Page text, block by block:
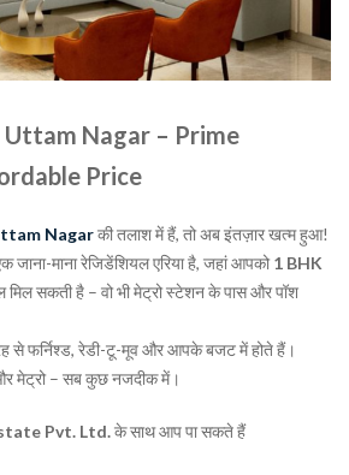
Uttam Nagar – Prime
Price
Nagarकी तलाश में हैं, तो अब इंतज़ार खत्म हुआ!
जाना-माना रेजिडेंशियल एरिया है, जहां आपको1 BHK
मिल सकती है – वो भी मेट्रो स्टेशन के पास और पॉश
से फर्निश्ड, रेडी-टू-मूव और आपके बजट में होते हैं।
मेट्रो – सब कुछ नजदीक में।
Pvt. Ltd.के साथ आप पा सकते हैं